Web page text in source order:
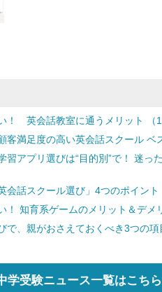
！ 英会話教室に通うメリット （
満足度の高い英会話スクール ベ
アプリ選びは“目的別”で！ 迷っ
会話スクール選び」4つのポイント
！ 知育系ゲームのメリット＆デメ
で、親がおさえておくべき3つの項
学受験ニュース一覧はこちら